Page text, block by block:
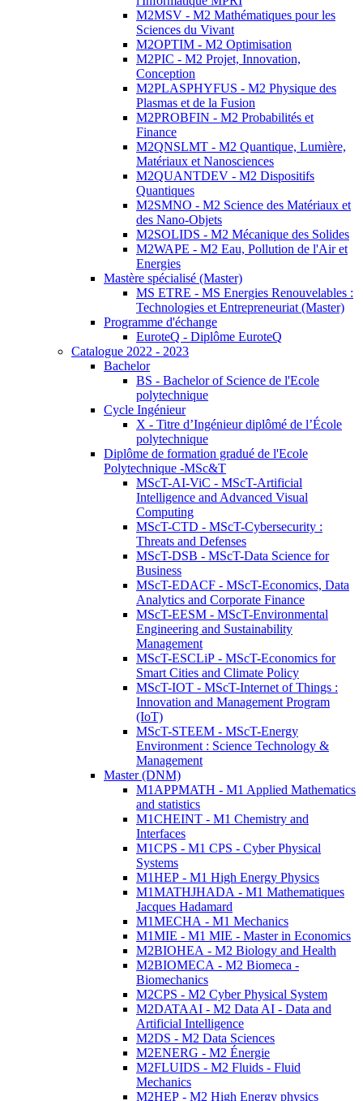
M2MSV - M2 Mathématiques pour les
Sciences du Vivant
M2OPTIM - M2 Optimisation
M2PIC - M2 Projet, Innovation,
Conception
M2PLASPHYFUS - M2 Physique des
Plasmas et de la Fusion
M2PROBFIN - M2 Probabilités et
Finance
M2QNSLMT - M2 Quantique, Lumière,
Matériaux et Nanosciences
M2QUANTDEV - M2 Dispositifs
Quantiques
M2SMNO - M2 Science des Matériaux et
des Nano-Objets
M2SOLIDS - M2 Mécanique des Solides
M2WAPE - M2 Eau, Pollution de l'Air et
Energies
Mastère spécialisé (Master)
MS ETRE - MS Energies Renouvelables :
Technologies et Entrepreneuriat (Master)
Programme d'échange
EuroteQ - Diplôme EuroteQ
Catalogue 2022 - 2023
Bachelor
BS - Bachelor of Science de l'Ecole
polytechnique
Cycle Ingénieur
X - Titre d’Ingénieur diplômé de l’École
polytechnique
Diplôme de formation gradué de l'Ecole
Polytechnique -MSc&T
MScT-AI-ViC - MScT-Artificial
Intelligence and Advanced Visual
Computing
MScT-CTD - MScT-Cybersecurity :
Threats and Defenses
MScT-DSB - MScT-Data Science for
Business
MScT-EDACF - MScT-Economics, Data
Analytics and Corporate Finance
MScT-EESM - MScT-Environmental
Engineering and Sustainability
Management
MScT-ESCLiP - MScT-Economics for
Smart Cities and Climate Policy
MScT-IOT - MScT-Internet of Things :
Innovation and Management Program
(IoT)
MScT-STEEM - MScT-Energy
Environment : Science Technology &
Management
Master (DNM)
M1APPMATH - M1 Applied Mathematics
and statistics
M1CHEINT - M1 Chemistry and
Interfaces
M1CPS - M1 CPS - Cyber Physical
Systems
M1HEP - M1 High Energy Physics
M1MATHJHADA - M1 Mathematiques
Jacques Hadamard
M1MECHA - M1 Mechanics
M1MIE - M1 MIE - Master in Economics
M2BIOHEA - M2 Biology and Health
M2BIOMECA - M2 Biomeca -
Biomechanics
M2CPS - M2 Cyber Physical System
M2DATAAI - M2 Data AI - Data and
Artificial Intelligence
M2DS - M2 Data Sciences
M2ENERG - M2 Énergie
M2FLUIDS - M2 Fluids - Fluid
Mechanics
M2HEP - M2 High Energy physics